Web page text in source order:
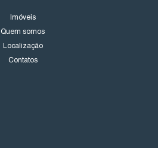
Imóveis
Quem somos
Localização
Contatos